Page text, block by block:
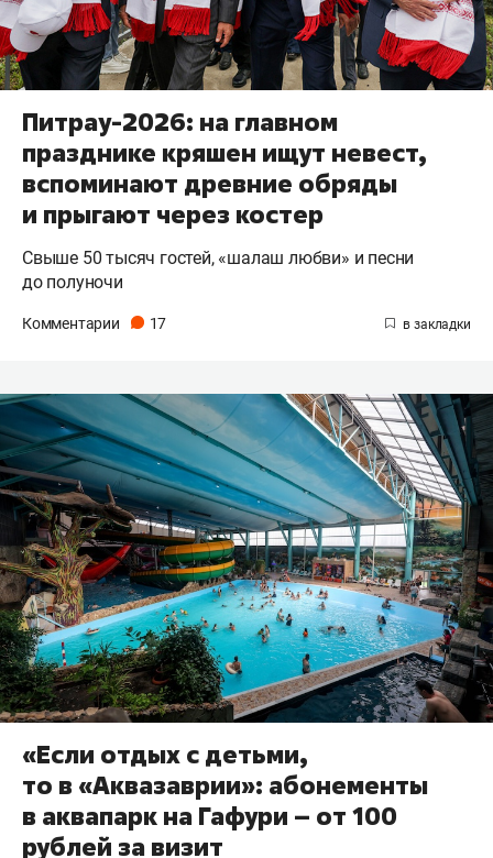
Питрау-2026: на главном
празднике кряшен ищут невест,
вспоминают древние обряды
и прыгают через костер
Свыше 50 тысяч гостей, «шалаш любви» и песни
до полуночи
Комментарии 17
«Если отдых с детьми,
то в «Аквазаврии»: абонементы
в аквапарк на Гафури – от 100
рублей за визит